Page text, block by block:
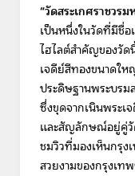
“วัดสระเกศราชวรม
เป็นหนึ่งในวัดที่มีชื่อ
ไฮไลต์สำคัญของวัด
เจดีย์สีทองขนาดใ
ประดิษฐานพระบรม
ซึ่งขุดจากเนินพระเ
และสัญลักษณ์อยู่คู่วั
ชมวิวที่มองเห็นกรุ
สวยงามของกรุงเท